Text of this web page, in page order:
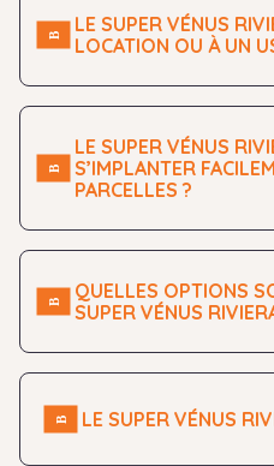
LE SUPER VÉNUS
LOCATION OU À UN
LE SUPER VÉNUS
S’IMPLANTER
PARCELLES ?
QUELLES OPTIONS
SUPER VÉNUS
LE SUPER VÉNUS